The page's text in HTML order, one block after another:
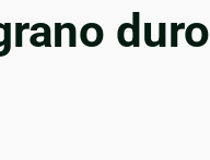
duro